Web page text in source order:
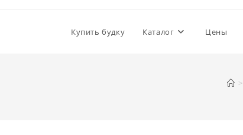
Купить будку Каталог Цены
>